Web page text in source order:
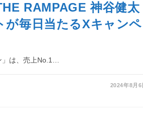
RAMPAGE 神谷健太
が毎日当たるXキャンペ
は、売上No.1…
2024年8月6